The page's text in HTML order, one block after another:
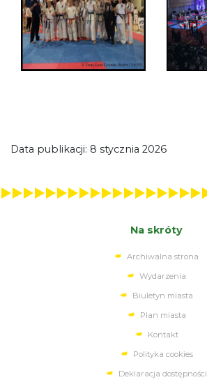
Data publikacji: 8 stycznia 2026
Na skróty
Archiwalna strona
Wydarzenia
Biuletyn miasta
Plan miasta
Kontakt
Polityka cookies
Deklaracja dostępności